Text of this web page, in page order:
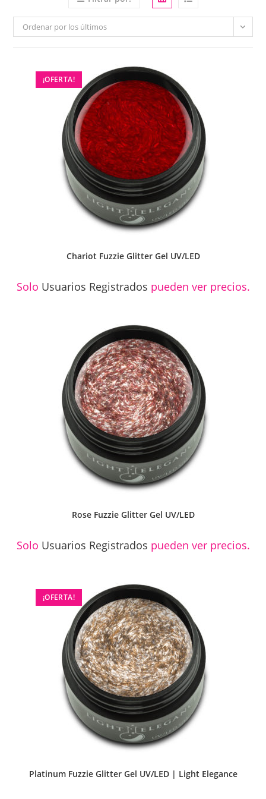
Ordenar por los últimos
¡OFERTA!
Chariot Fuzzie Glitter Gel UV/LED
Solo Usuarios Registrados pueden ver precios.
Rose Fuzzie Glitter Gel UV/LED
Solo Usuarios Registrados pueden ver precios.
¡OFERTA!
Platinum Fuzzie Glitter Gel UV/LED | Light Elegance